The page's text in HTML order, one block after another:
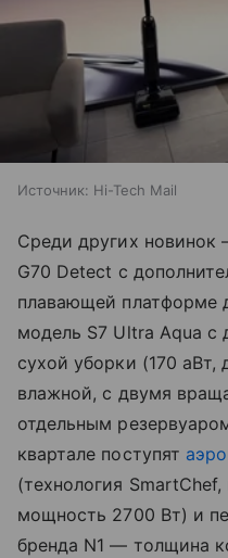
Источник: Hi-Tech Mail
Среди других новинок
G70 Detect с
плавающей платформе
модель S7 Ultra Aqua с
сухой уборки (170
влажной, с двумя
отдельным
квартале поступят
(технология
мощность 2700 Вт) и
бренда N1 — толщина